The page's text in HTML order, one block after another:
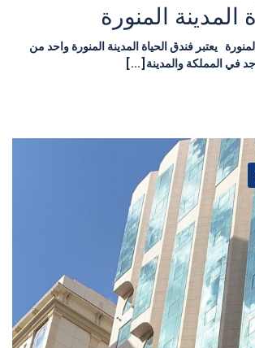
المدينة المنورة
يعتبر فندق الحياة المدينة المنورة واحد من
في المملكة والمدينة[...]